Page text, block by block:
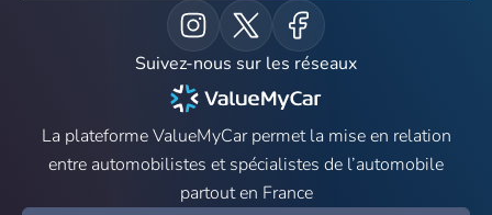
Suivez-nous sur les réseaux
La plateforme ValueMyCar permet la mise en relation
entre automobilistes et spécialistes de l’automobile
partout en France